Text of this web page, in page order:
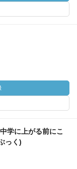
学に上がる前にこ
っく)